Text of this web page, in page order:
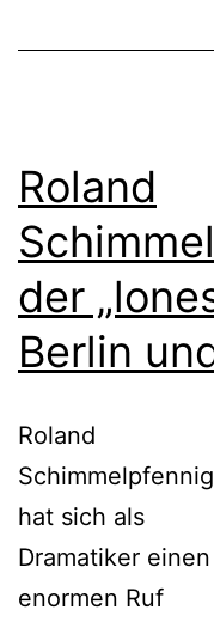
Roland
der
Berlin
Roland
Schimmelpfennig
hat sich als
Dramatiker einen
enormen Ruf